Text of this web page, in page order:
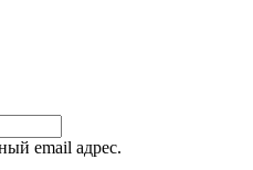
email адрес.